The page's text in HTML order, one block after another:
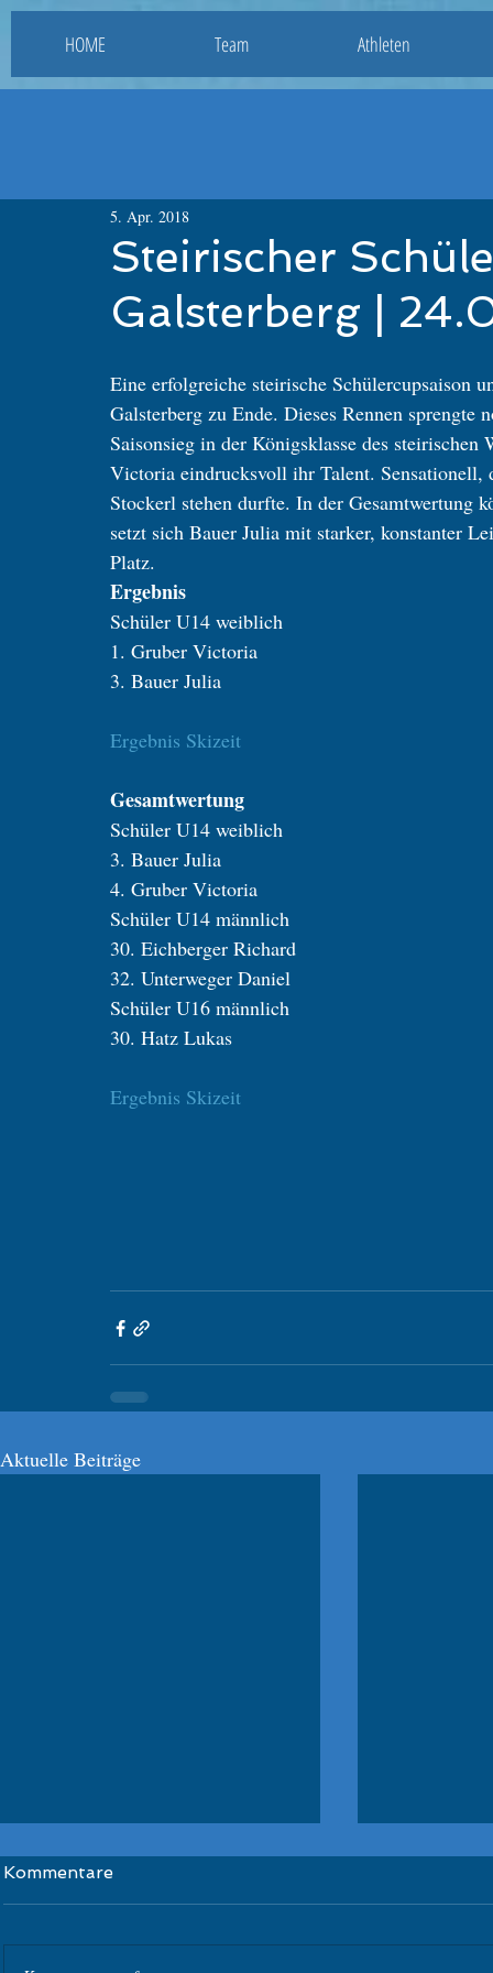
HOME Team Athleten
Steirischer
Galsterberg |
5. Apr. 2018
Eine erfolgreiche steirische Schülercupsaison
Galsterberg zu Ende. Dieses Rennen
Saisonsieg in der Königsklasse des
Victoria eindrucksvoll ihr Talent. Sensationell,
Stockerl stehen durfte. In der Gesamtwertung
setzt sich Bauer Julia mit starker, konstanter
Platz.
Ergebnis
Schüler U14 weiblich
1. Gruber Victoria
3. Bauer Julia
Ergebnis Skizeit
Gesamtwertung
Schüler U14 weiblich
3. Bauer Julia
4. Gruber Victoria
Schüler U14 männlich
30. Eichberger Richard
32. Unterweger Daniel
Schüler U16 männlich
30. Hatz Lukas
Ergebnis Skizeit
Aktuelle Beiträge
Schüler-Kondi-
Wettbewerb Kleinlobming
Nico in der Gesamtwertung sowie
ÖSV
sensationellen
Kommentare